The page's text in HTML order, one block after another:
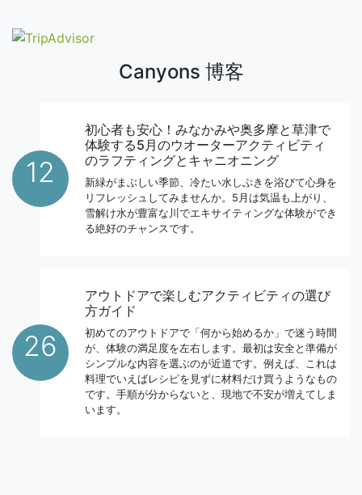
Canyons 博客
12
初心者も安心！みなかみや奥多摩と草津で
体験する5月のウオーターアクティビティ
のラフティングとキャニオニング
新緑がまぶしい季節、冷たい水しぶきを浴びて心身を
リフレッシュしてみませんか。5月は気温も上がり、
雪解け水が豊富な川でエキサイティングな体験ができ
る絶好のチャンスです。
26
アウトドアで楽しむアクティビティの選び
方ガイド
初めてのアウトドアで「何から始めるか」で迷う時間
が、体験の満足度を左右します。最初は安全と準備が
シンプルな内容を選ぶのが近道です。例えば、これは
料理でいえばレシピを見ずに材料だけ買うようなもの
です。手順が分からないと、現地で不安が増えてしま
います。